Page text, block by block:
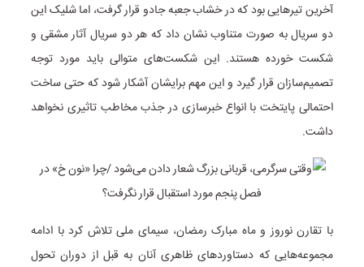
آخرین تیرهایی بود که در خشاب جعبه جادو قرار گرفت، اما شلیک این
دو سریال به صورت متناوب نشان داد که هر دو سریال آثار مشقی و
شکست خورده هستند. این شکست‌های متوالی باید مورد توجه
تصمیم‌سازان قرار گیرد و این مهم برایشان آشکار شود که حتی ساخت
احتمالی پایتخت با انواع خبرسازی در جذب مخاطب تاثیری نخواهد
داشت.
با تقارن نوروز و ماه مبارک رمضان، سیمای ملی تلاش کرد با ادامه
مجموعه‌هایی که دستاوردهای ظاهری آنان به قبل از دوران تحول